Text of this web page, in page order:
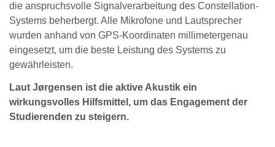
die anspruchsvolle Signalverarbeitung des Constellation-
Systems beherbergt. Alle Mikrofone und Lautsprecher
wurden anhand von GPS-Koordinaten millimetergenau
eingesetzt, um die beste Leistung des Systems zu
gewährleisten.
Laut Jørgensen ist die aktive Akustik ein
wirkungsvolles Hilfsmittel, um das Engagement der
Studierenden zu steigern.